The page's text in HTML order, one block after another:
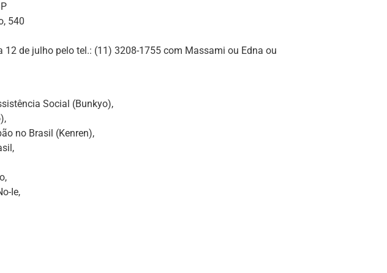
540
de julho pelo tel.: (11) 3208-1755 com Massami ou Edna ou
Social (Bunkyo),
no Brasil (Kenren),
Ie,